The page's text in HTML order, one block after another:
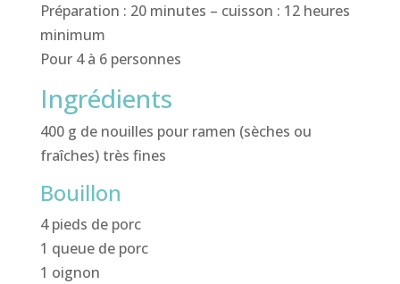
Préparation : 20 minutes – cuisson : 12 heures
minimum
Pour 4 à 6 personnes
Ingrédients
400 g de nouilles pour ramen (sèches ou
fraîches) très fines
Bouillon
4 pieds de porc
1 queue de porc
1 oignon